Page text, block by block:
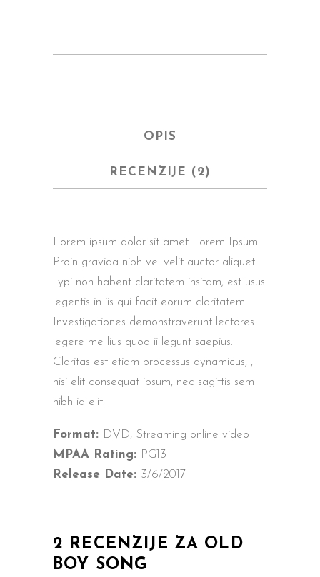
OPIS
RECENZIJE (2)
Lorem ipsum dolor sit amet Lorem Ipsum.
Proin gravida nibh vel velit auctor aliquet.
Typi non habent claritatem insitam; est usus
legentis in iis qui facit eorum claritatem.
Investigationes demonstraverunt lectores
legere me lius quod ii legunt saepius.
Claritas est etiam processus dynamicus, ,
nisi elit consequat ipsum, nec sagittis sem
nibh id elit.
Format: DVD, Streaming online video
MPAA Rating: PG13
Release Date: 3/6/2017
2 RECENZIJE ZA OLD
BOY SONG